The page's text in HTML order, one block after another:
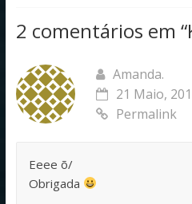
2 comentários em “
Amanda.
21 Maio,
Permalink
Eeee õ/
Obrigada